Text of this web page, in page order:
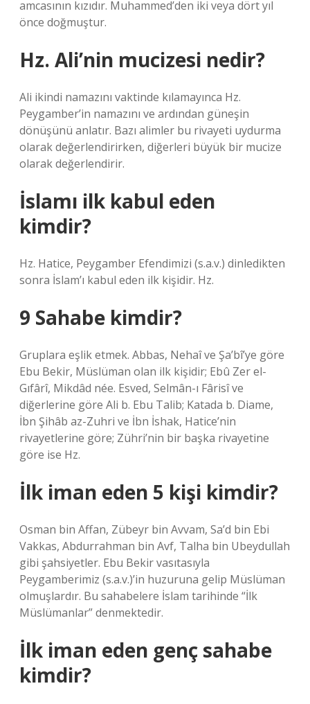
amcasının kızıdır. Muhammed’den iki veya dört yıl
önce doğmuştur.
Hz. Ali’nin mucizesi nedir?
Ali ikindi namazını vaktinde kılamayınca Hz.
Peygamber’in namazını ve ardından güneşin
dönüşünü anlatır. Bazı alimler bu rivayeti uydurma
olarak değerlendirirken, diğerleri büyük bir mucize
olarak değerlendirir.
İslamı ilk kabul eden
kimdir?
Hz. Hatice, Peygamber Efendimizi (s.a.v.) dinledikten
sonra İslam’ı kabul eden ilk kişidir. Hz.
9 Sahabe kimdir?
Gruplara eşlik etmek. Abbas, Nehaî ve Şa’bî’ye göre
Ebu Bekir, Müslüman olan ilk kişidir; Ebû Zer el-
Gıfârî, Mikdâd née. Esved, Selmân-ı Fârisî ve
diğerlerine göre Ali b. Ebu Talib; Katada b. Diame,
İbn Şihâb az-Zuhri ve İbn İshak, Hatice’nin
rivayetlerine göre; Zühri’nin bir başka rivayetine
göre ise Hz.
İlk iman eden 5 kişi kimdir?
Osman bin Affan, Zübeyr bin Avvam, Sa’d bin Ebi
Vakkas, Abdurrahman bin Avf, Talha bin Ubeydullah
gibi şahsiyetler. Ebu Bekir vasıtasıyla
Peygamberimiz (s.a.v.)’in huzuruna gelip Müslüman
olmuşlardır. Bu sahabelere İslam tarihinde “İlk
Müslümanlar” denmektedir.
İlk iman eden genç sahabe
kimdir?